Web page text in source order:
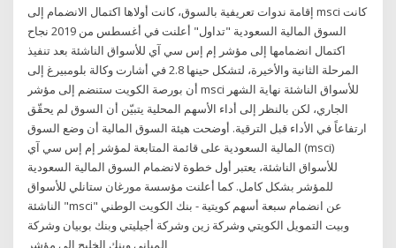
إقامة ندوات تعريفية بالسوق، كانت أولاها اكتمال الانضمام إلى msci كانت
السوق المالية السعودية "تداول" أعلنت في أغسطس من 2019 نجاح
اكتمال انضمامها إلى مؤشر إم إس سي آي للأسواق الناشئة بعد تنفيذ
المرحلة الثانية والأخيرة، لتشكل حينها 2.8 في أشارت وكالة بلومبيرغ إلى
أن بورصة الكويت ستنضم إلى مؤشر msci للأسواق الناشئة نهاية الشهر
الجاري، لكن بالنظر إلى أداء الأسهم المحلية يتبيّن أن السوق لم يحقّق
ارتفاعاً في الأداء قبل الترقية. أوضحت هيئة السوق المالية أن وضع السوق
المالية السعودية على قائمة المتابعة لمؤشر إم إس سي آي (msci)
للأسواق الناشئة، يعتبر أول خطوة لانضمام السوق المالية السعودية
للمؤشر بشكل كامل. كما أعلنت مؤسسة مورغان ستانلي للأسواق
الناشئة "msci" عن انضمام سبعة أسهم كويتية - بنك الكويت الوطني
وبيت التمويل الكويتي وشركة زين وشركة أجيليتي وبنك بوبيان وشركة
المباني وبنك الخليج إلى مؤشر